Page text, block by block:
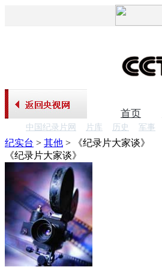
首页
中国纪录片网 片库 历史 军事
纪实台 > 其他 >
《纪录片大家谈》
《纪录片大家谈》